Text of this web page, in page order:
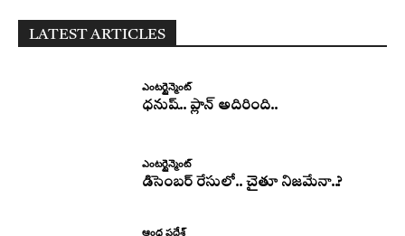
LATEST ARTICLES
ఎంటర్టైన్మెంట్
ధనుష్‌.. ప్లాన్ అదిరింది..
ఎంటర్టైన్మెంట్
డిసెంబర్ రేసులో.. చైతూ నిజమేనా..?
ఆంధ్ర ప్రదేశ్